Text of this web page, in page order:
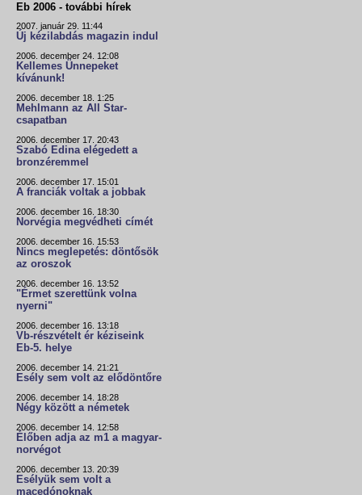
Eb 2006 - további hírek
2007. január 29. 11:44
Új kézilabdás magazin indul
2006. december 24. 12:08
Kellemes Ünnepeket
kívánunk!
2006. december 18. 1:25
Mehlmann az All Star-
csapatban
2006. december 17. 20:43
Szabó Edina elégedett a
bronzéremmel
2006. december 17. 15:01
A franciák voltak a jobbak
2006. december 16. 18:30
Norvégia megvédheti címét
2006. december 16. 15:53
Nincs meglepetés: döntősök
az oroszok
2006. december 16. 13:52
"Érmet szerettünk volna
nyerni"
2006. december 16. 13:18
Vb-részvételt ér kéziseink
Eb-5. helye
2006. december 14. 21:21
Esély sem volt az elődöntőre
2006. december 14. 18:28
Négy között a németek
2006. december 14. 12:58
Élőben adja az m1 a magyar-
norvégot
2006. december 13. 20:39
Esélyük sem volt a
macedónoknak